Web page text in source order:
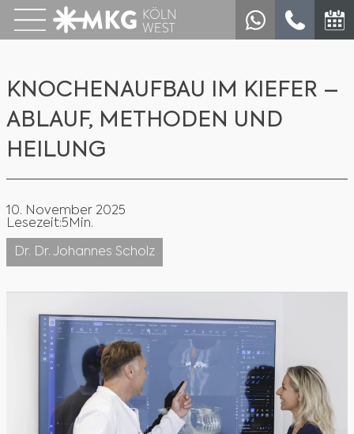
KNOCHENAUFBAU IM KIEFER –
ABLAUF, METHODEN UND
HEILUNG
10. November 2025
Lesezeit:5 Min.
Dr. Dr. Johannes Scholz